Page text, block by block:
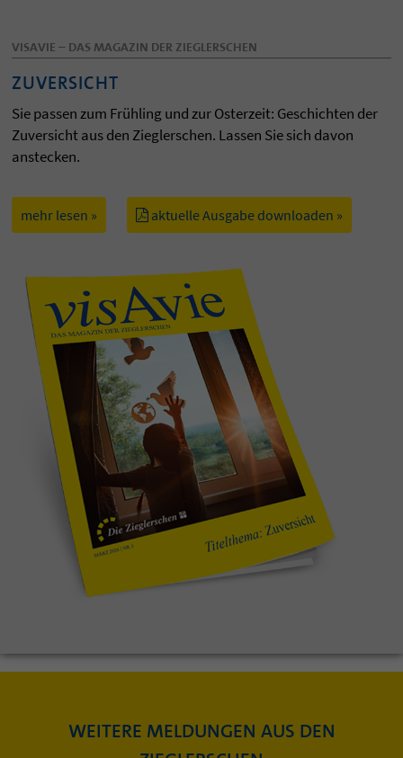
VISAVIE – DAS MAGAZIN DER ZIEGLERSCHEN
ZUVERSICHT
Sie passen zum Frühling und zur Osterzeit: Geschichten der
Zuversicht aus den Zieglerschen. Lassen Sie sich davon
anstecken.
mehr lesen » aktuelle Ausgabe downloaden »
WEITERE MELDUNGEN AUS DEN